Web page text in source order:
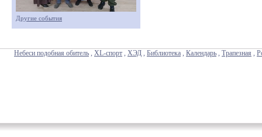
Другие события
Небеси подобная обитель , XL-спорт , ХЭД , Библиотека , Календарь , Трапезная ,